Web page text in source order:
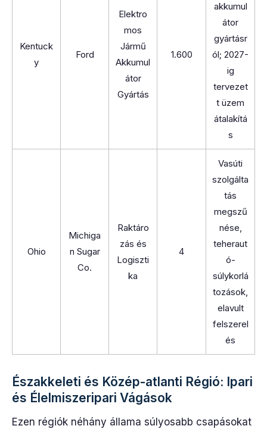
Kentuck
y
Ford
Elektro
mos
Jármű
Akkumul
átor
Gyártás
1.600
akkumul
átor
gyártásr
ól; 2027-
ig
tervezet
t üzem
átalakítá
s
Ohio
Michiga
n Sugar
Co.
Raktáro
zás és
Logiszti
ka
4
Vasúti
szolgálta
tás
megszű
nése,
teheraut
ó-
súlykorlá
tozások,
elavult
felszerel
és
Északkeleti és Közép-atlanti Régió: Ipari
és Élelmiszeripari Vágások
Ezen régiók néhány állama súlyosabb csapásokat